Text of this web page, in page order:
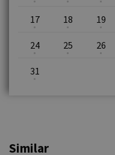
17 18 19
24 25 26
31
Similar